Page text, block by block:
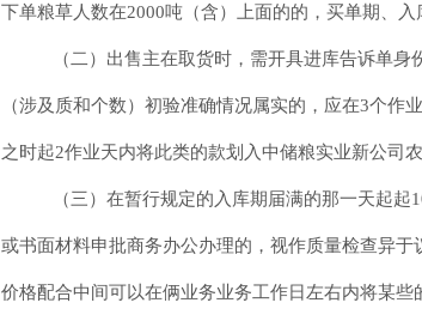
下单粮草人数在2000吨（含）上面的的，买单期、入
（二）出售主在取货时，需开具进库告诉单
（涉及质和个数）初验准确情况属实的，应在3个
之时起2作业天内将此类的款划入中储粮实业新公司农
（三）在暂行规定的入库期届满的那一天起
或书面材料申批商务办公办理的，视作质量检查异
价格配合中间可以在俩业务业务工作日左右内将某些